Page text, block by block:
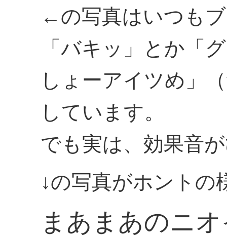
←の写真はいつも
「バキッ」とか「
しょーアイツめ」
しています。
でも実は、効果音
↓の写真がホントの
まあまあのニ